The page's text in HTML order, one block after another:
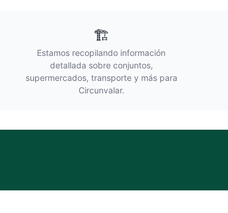
🏗️
Estamos recopilando información
detallada sobre conjuntos,
supermercados, transporte y más para
Circunvalar.